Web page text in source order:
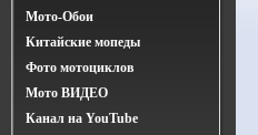
Мото-Обои
Китайские мопеды
Фото мотоциклов
Мото ВИДЕО
Канал на YouTube